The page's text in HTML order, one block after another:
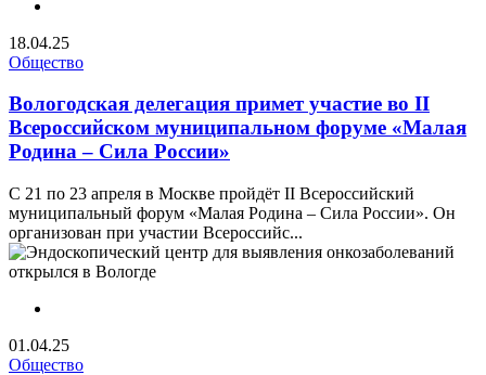
18.04.25
Общество
Вологодская делегация примет участие во II
Всероссийском муниципальном форуме «Малая
Родина – Сила России»
С 21 по 23 апреля в Москве пройдёт II Всероссийский
муниципальный форум «Малая Родина – Сила России». Он
организован при участии Всероссийс...
01.04.25
Общество